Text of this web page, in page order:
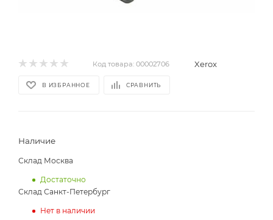
Код товара: 00002706 Xerox
В ИЗБРАННОЕ СРАВНИТЬ
Наличие
Склад Москва
Достаточно
Склад Санкт-Петербург
Нет в наличии